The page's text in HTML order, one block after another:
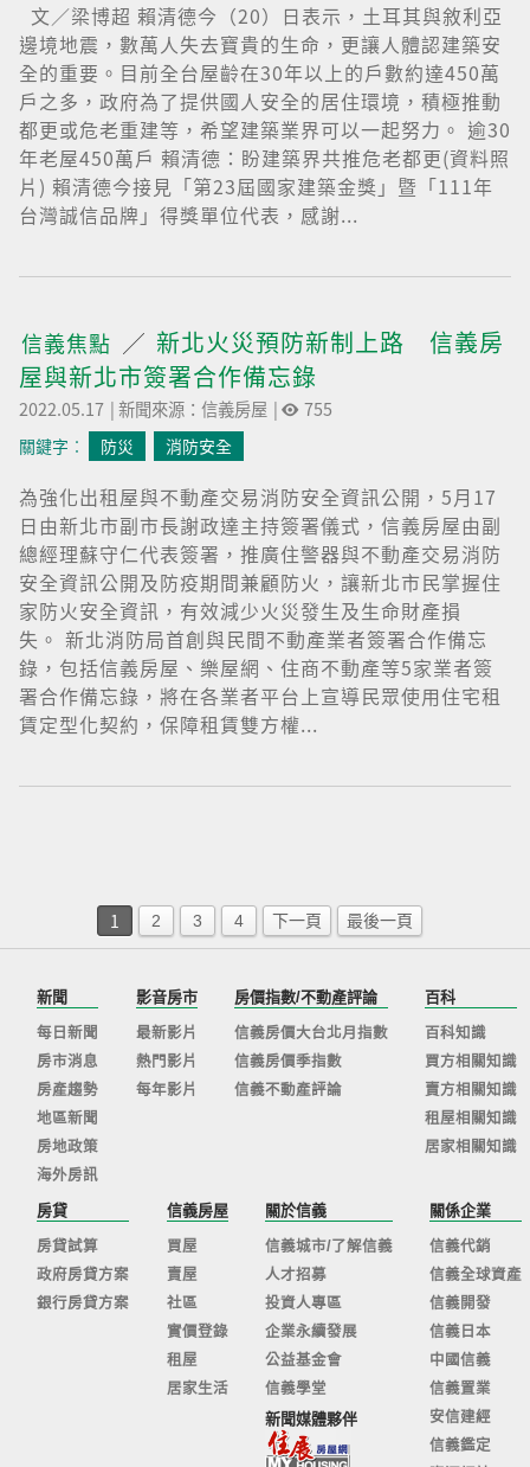
文／梁博超 賴清德今（20）日表示，土耳其與敘利亞
邊境地震，數萬人失去寶貴的生命，更讓人體認建築安
全的重要。目前全台屋齡在30年以上的戶數約達450萬
戶之多，政府為了提供國人安全的居住環境，積極推動
都更或危老重建等，希望建築業界可以一起努力。 逾30
年老屋450萬戶 賴清德：盼建築界共推危老都更(資料照
片) 賴清德今接見「第23屆國家建築金獎」暨「111年
台灣誠信品牌」得獎單位代表，感謝...
信義焦點
新北火災預防新制上路 信義房
屋與新北市簽署合作備忘錄
2022.05.17 |新聞來源：信義房屋 | 755
關鍵字︰ 防災 消防安全
為強化出租屋與不動產交易消防安全資訊公開，5月17
日由新北市副市長謝政達主持簽署儀式，信義房屋由副
總經理蘇守仁代表簽署，推廣住警器與不動產交易消防
安全資訊公開及防疫期間兼顧防火，讓新北市民掌握住
家防火安全資訊，有效減少火災發生及生命財產損
失。 新北消防局首創與民間不動產業者簽署合作備忘
錄，包括信義房屋、樂屋網、住商不動產等5家業者簽
署合作備忘錄，將在各業者平台上宣導民眾使用住宅租
賃定型化契約，保障租賃雙方權...
1 2 3 4 下一頁 最後一頁
新聞
每日新聞
房市消息
房產趨勢
地區新聞
房地政策
海外房訊
影音房市
最新影片
熱門影片
每年影片
房價指數/不動產評論
信義房價大台北月指數
信義房價季指數
信義不動產評論
百科
百科知識
買方相關知識
賣方相關知識
租屋相關知識
居家相關知識
房貸
房貸試算
政府房貸方案
銀行房貸方案
信義房屋
買屋
賣屋
社區
實價登錄
租屋
居家生活
關於信義
信義城市/了解信義
人才招募
投資人專區
企業永續發展
公益基金會
信義學堂
新聞媒體夥伴
關係企業
信義代銷
信義全球資產
信義開發
信義日本
中國信義
信義置業
安信建經
信義鑑定